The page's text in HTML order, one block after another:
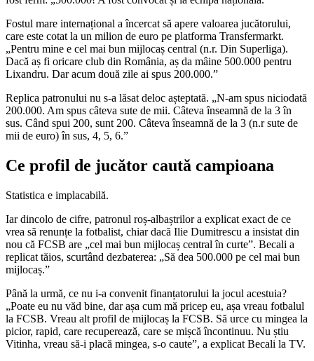
Fostul mare internațional a încercat să apere valoarea jucătorului,
care este cotat la un milion de euro pe platforma Transfermarkt.
„Pentru mine e cel mai bun mijlocaș central (n.r. Din Superliga).
Dacă aș fi oricare club din România, aș da mâine 500.000 pentru
Lixandru. Dar acum două zile ai spus 200.000.”
Replica patronului nu s-a lăsat deloc așteptată. „N-am spus niciodată
200.000. Am spus câteva sute de mii. Câteva înseamnă de la 3 în
sus. Când spui 200, sunt 200. Câteva înseamnă de la 3 (n.r sute de
mii de euro) în sus, 4, 5, 6.”
Ce profil de jucător caută campioana
Statistica e implacabilă.
Iar dincolo de cifre, patronul roș-albaștrilor a explicat exact de ce
vrea să renunțe la fotbalist, chiar dacă Ilie Dumitrescu a insistat din
nou că FCSB are „cel mai bun mijlocaș central în curte”. Becali a
replicat tăios, scurtând dezbaterea: „Să dea 500.000 pe cel mai bun
mijlocaș.”
Până la urmă, ce nu i-a convenit finanțatorului la jocul acestuia?
„Poate eu nu văd bine, dar așa cum mă pricep eu, așa vreau fotbalul
la FCSB. Vreau alt profil de mijlocaș la FCSB. Să urce cu mingea la
picior, rapid, care recuperează, care se mișcă încontinuu. Nu știu
Vitinha, vreau să-i placă mingea, s-o caute”, a explicat Becali la TV.